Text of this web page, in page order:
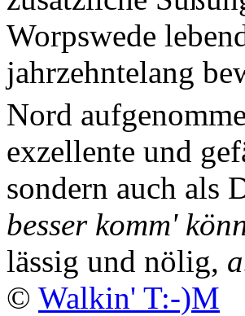
Worpswede
jahrzehntelang
Nord
exzellente und
sondern auch
besser komm'
lässig und nölig,
© Walkin' T:-)M